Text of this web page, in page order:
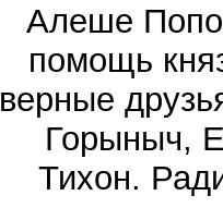
Алеше
помощь
верные
Горыныч,
Тихон.